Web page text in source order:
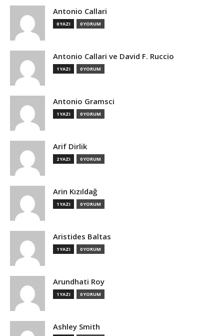
Antonio Callari
0 YAZI 0 YORUM
Antonio Callari ve David F. Ruccio
1 YAZI 0 YORUM
Antonio Gramsci
1 YAZI 0 YORUM
Arif Dirlik
2 YAZI 0 YORUM
Arin Kızıldağ
1 YAZI 0 YORUM
Aristides Baltas
1 YAZI 0 YORUM
Arundhati Roy
1 YAZI 0 YORUM
Ashley Smith